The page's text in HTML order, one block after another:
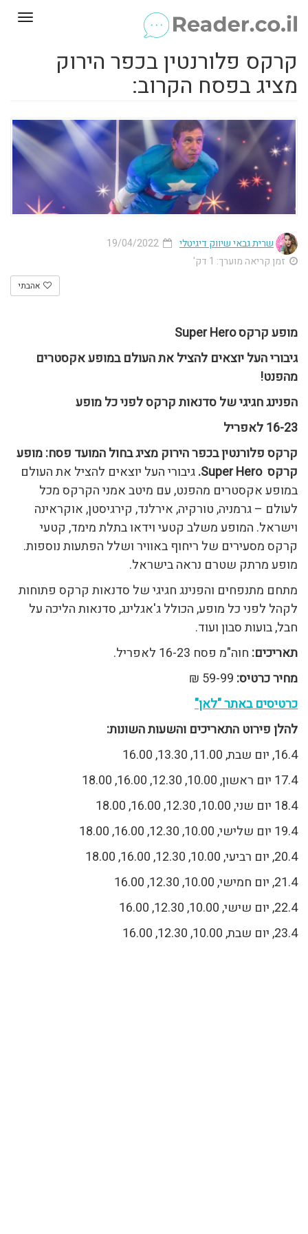
קרקס פלורנטין בכפר הירוק
מציג בפסח הקרוב:
שרית גבאי שיווק דיגיטלי
זמן קריאה מוערך: 1 דק'
אהבתי
מופע קרקס Super Hero
גיבורי העל יוצאים להציל את העולם במופע אקסטרים
מהפנט!
הפנינג חגיגי של סדנאות קרקס לפני כל מופע
16-23 לאפריל
קרקס פלורנטין בכפר הירוק מציג בחול המועד פסח: מופע
קרקס Super Hero.
גיבורי העל יוצאים להציל את העולם
במופע אקסטרים מהפנט, עם מיטב אמני הקרקס מכל
לעולם – גרמניה, טורקיה, אירלנד, קירגיסטן, אוקראינה
וישראל. המופע משלב קטעי וידאו בתלת מימד, קטעי
קרקס מסעירים של ריחוף באוויר ושלל הפתעות נוספות.
מופע מרתק שטרם נראה בישראל.
מתחם מתנפחים והפנינג חגיגי של סדנאות קרקס פתוחות
לקהל לפני כל מופע, הכולל ג'אגלינג, סדנאות הליכה על
חבל, בועות סבון ועוד.
תאריכים: חוה"מ פסח 16-23 לאפריל.
מחיר כרטיס:
כרטיסים באתר "לאן"
להלן פירוט התאריכים והשעות השונות:
16.4, יום שבת, 11.00, 13.30, 16.00
17.4 יום ראשון, 10.00, 12.30, 16.00, 18.00
18.4 יום שני, 10.00, 12.30, 16.00, 18.00
19.4 יום שלישי, 10.00, 12.30, 16.00, 18.00
20.4, יום רביעי, 10.00, 12.30, 16.00, 18.00
21.4, יום חמישי, 10.00, 12.30, 16.00
22.4, יום שישי, 10.00, 12.30, 16.00
23.4, יום שבת, 10.00, 12.30, 16.00